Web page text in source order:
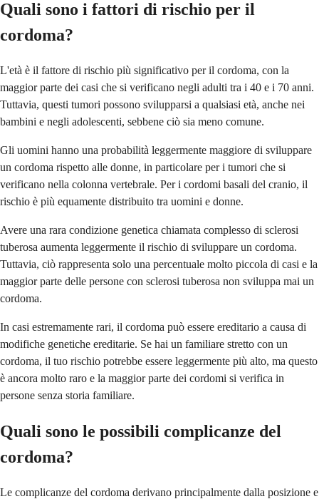
Quali sono i fattori di rischio per il
cordoma?
L'età è il fattore di rischio più significativo per il cordoma, con la
maggior parte dei casi che si verificano negli adulti tra i 40 e i 70 anni.
Tuttavia, questi tumori possono svilupparsi a qualsiasi età, anche nei
bambini e negli adolescenti, sebbene ciò sia meno comune.
Gli uomini hanno una probabilità leggermente maggiore di sviluppare
un cordoma rispetto alle donne, in particolare per i tumori che si
verificano nella colonna vertebrale. Per i cordomi basali del cranio, il
rischio è più equamente distribuito tra uomini e donne.
Avere una rara condizione genetica chiamata complesso di sclerosi
tuberosa aumenta leggermente il rischio di sviluppare un cordoma.
Tuttavia, ciò rappresenta solo una percentuale molto piccola di casi e la
maggior parte delle persone con sclerosi tuberosa non sviluppa mai un
cordoma.
In casi estremamente rari, il cordoma può essere ereditario a causa di
modifiche genetiche ereditarie. Se hai un familiare stretto con un
cordoma, il tuo rischio potrebbe essere leggermente più alto, ma questo
è ancora molto raro e la maggior parte dei cordomi si verifica in
persone senza storia familiare.
Quali sono le possibili complicanze del
cordoma?
Le complicanze del cordoma derivano principalmente dalla posizione e